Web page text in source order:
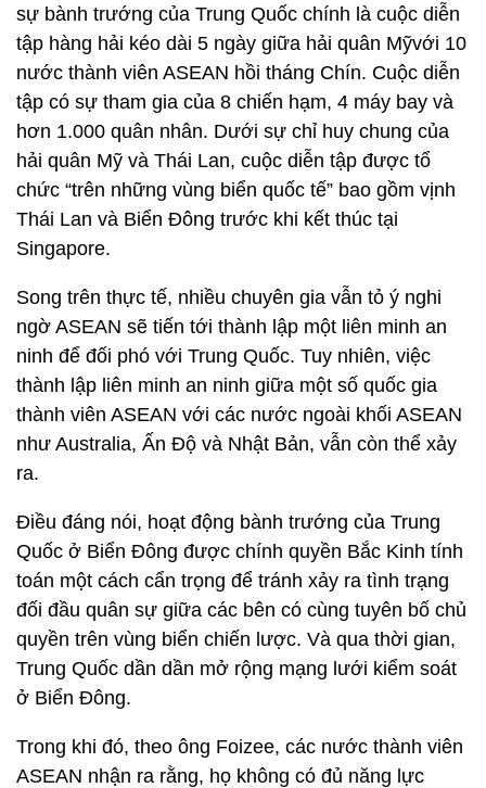
sự bành trướng của Trung Quốc chính là cuộc diễn
tập hàng hải kéo dài 5 ngày giữa hải quân Mỹvới 10
nước thành viên ASEAN hồi tháng Chín. Cuộc diễn
tập có sự tham gia của 8 chiến hạm, 4 máy bay và
hơn 1.000 quân nhân. Dưới sự chỉ huy chung của
hải quân Mỹ và Thái Lan, cuộc diễn tập được tổ
chức “trên những vùng biển quốc tế” bao gồm vịnh
Thái Lan và Biển Đông trước khi kết thúc tại
Singapore.
Song trên thực tế, nhiều chuyên gia vẫn tỏ ý nghi
ngờ ASEAN sẽ tiến tới thành lập một liên minh an
ninh để đối phó với Trung Quốc. Tuy nhiên, việc
thành lập liên minh an ninh giữa một số quốc gia
thành viên ASEAN với các nước ngoài khối ASEAN
như Australia, Ấn Độ và Nhật Bản, vẫn còn thể xảy
ra.
Điều đáng nói, hoạt động bành trướng của Trung
Quốc ở Biển Đông được chính quyền Bắc Kinh tính
toán một cách cẩn trọng để tránh xảy ra tình trạng
đối đầu quân sự giữa các bên có cùng tuyên bố chủ
quyền trên vùng biển chiến lược. Và qua thời gian,
Trung Quốc dần dần mở rộng mạng lưới kiểm soát
ở Biển Đông.
Trong khi đó, theo ông Foizee, các nước thành viên
ASEAN nhận ra rằng, họ không có đủ năng lực